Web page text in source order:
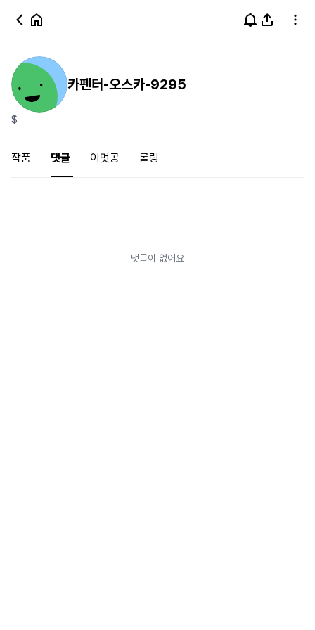
카펜터-오스카-9295
$
작품 댓글 이멋공 롤링
댓글이 없어요